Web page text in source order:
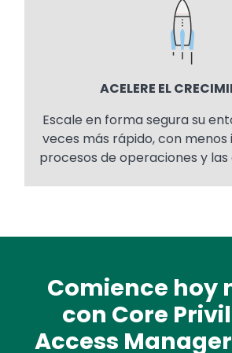
ACELERE EL
Escale en forma segura su
veces más rápido, con
procesos de operaciones y las
Comience hoy
con Core
Access